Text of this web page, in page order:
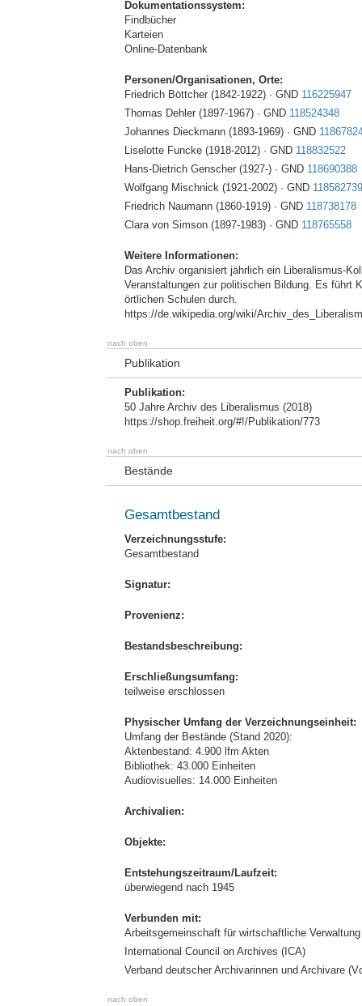
Dokumentationssystem:
Findbücher
Karteien
Online-Datenbank
Personen/Organisationen, Orte:
Friedrich Böttcher (1842-1922) · GND 116225947
Thomas Dehler (1897-1967) · GND 118524348
Johannes Dieckmann (1893-1969) · GND
Liselotte Funcke (1918-2012) · GND 118832522
Hans-Dietrich Genscher (1927-) · GND 118690388
Wolfgang Mischnick (1921-2002) · GND 118582739
Friedrich Naumann (1860-1919) · GND 118738178
Clara von Simson (1897-1983) · GND 118765558
Weitere Informationen:
Das Archiv organisiert jährlich ein Liberalismus-
Veranstaltungen zur politischen Bildung. Es führt
örtlichen Schulen durch.
https://de.wikipedia.org/wiki/
nach oben
Publikation
Publikation:
50 Jahre Archiv des Liberalismus (2018)
https://shop.freiheit.org/#!/Publikation/773
nach oben
Bestände
Gesamtbestand
Verzeichnungsstufe:
Gesamtbestand
Signatur:
Provenienz:
Bestandsbeschreibung:
Erschließungsumfang:
teilweise erschlossen
Physischer Umfang der Verzeichnungseinheit:
Umfang der Bestände (Stand 2020):
Aktenbestand: 4.900 lfm Akten
Bibliothek: 43.000 Einheiten
Audiovisuelles: 14.000 Einheiten
Archivalien:
Objekte:
Entstehungszeitraum/Laufzeit:
überwiegend nach 1945
Verbunden mit:
Arbeitsgemeinschaft für wirtschaftliche
International Council on Archives (ICA)
Verband deutscher Archivarinnen und Archivare
nach oben